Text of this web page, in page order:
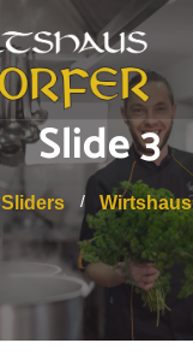
Slide 3
Sliders Wirtshaus